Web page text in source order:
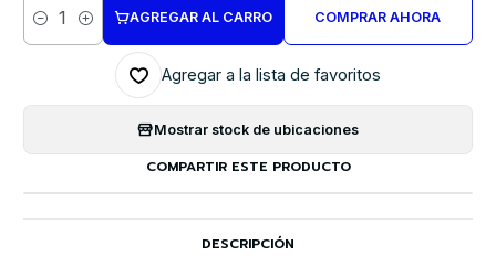
Cantidad
AGREGAR AL CARRO COMPRAR AHORA
Agregar a la lista de favoritos
Mostrar stock de ubicaciones
COMPARTIR ESTE PRODUCTO
DESCRIPCIÓN